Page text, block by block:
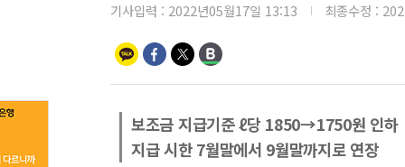
기사입력 : 2022년05월17일 13:13 최종수정 :
보조금 지급기준 ℓ당 1850→1750원 인하
지급 시한 7월말에서 9월말까지로 연장